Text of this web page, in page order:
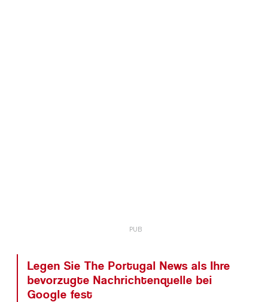
Legen Sie The Portugal News als Ihre
bevorzugte Nachrichtenquelle bei
Google fest